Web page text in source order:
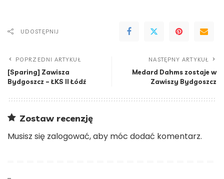
UDOSTĘPNIJ
POPRZEDNI ARTYKUŁ
[Sparing] Zawisza
Bydgoszcz – ŁKS II Łódź
NASTĘPNY ARTYKUŁ
Medard Dahms zostaje w
Zawiszy Bydgoszcz
Zostaw recenzję
Musisz się zalogować, aby móc dodać komentarz.